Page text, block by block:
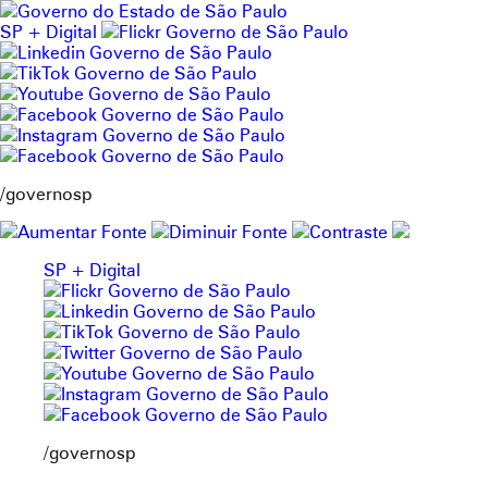
Pular
para
o
conteúdo
SP + Digital
/governosp
SP + Digital
/governosp